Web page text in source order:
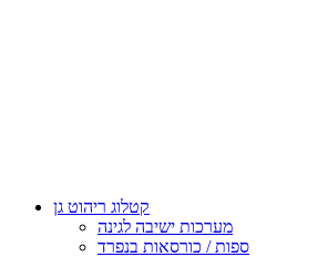
קטלוג ריהוט גן
מערכות ישיבה לגינה
ספות / כורסאות בנפרד